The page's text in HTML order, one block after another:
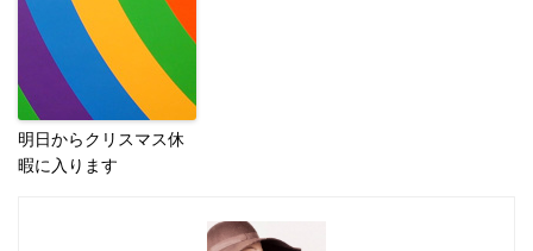
明日からクリスマス休
暇に入ります